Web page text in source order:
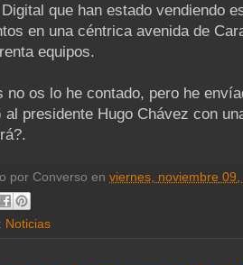
que han estado vendiendo
en una céntrica avenida de
equipos.
no os lo he contado, pero he
al presidente Hugo Chávez con
por Converso en viernes, noviembre
Noticias